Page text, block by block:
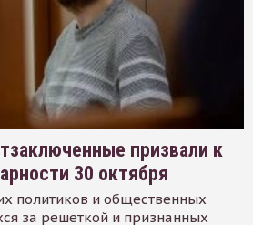
призвали к
30 октября
политиков и общественных
за решеткой и признанных